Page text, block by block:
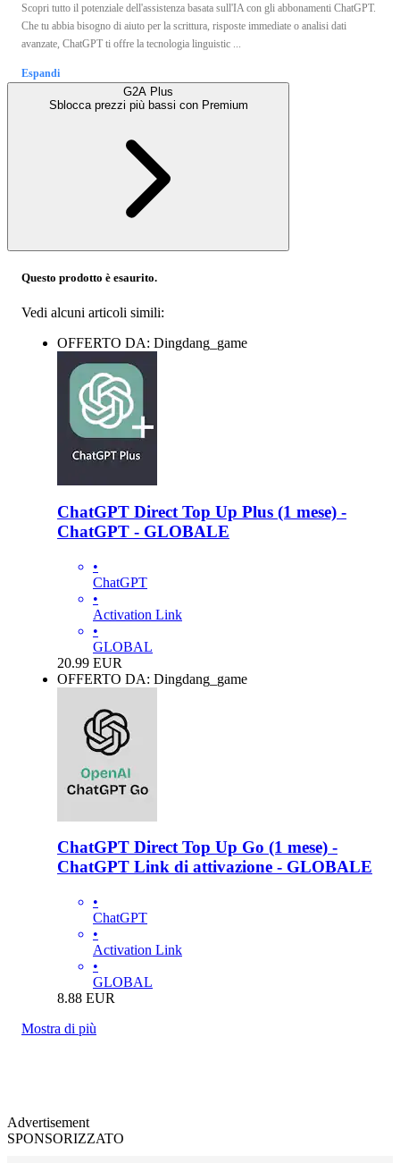
Scopri tutto il potenziale dell'assistenza basata sull'IA con gli abbonamenti ChatGPT.
Che tu abbia bisogno di aiuto per la scrittura, risposte immediate o analisi dati
avanzate, ChatGPT ti offre la tecnologia linguistic ...
Espandi
G2A Plus
Sblocca prezzi più bassi con Premium
Questo prodotto è esaurito.
Vedi alcuni articoli simili:
OFFERTO DA: Dingdang_game
ChatGPT Direct Top Up Plus (1 mese) -
ChatGPT - GLOBALE
•
ChatGPT
•
Activation Link
•
GLOBAL
20.99 EUR
OFFERTO DA: Dingdang_game
ChatGPT Direct Top Up Go (1 mese) -
ChatGPT Link di attivazione - GLOBALE
•
ChatGPT
•
Activation Link
•
GLOBAL
8.88 EUR
Mostra di più
Advertisement
SPONSORIZZATO